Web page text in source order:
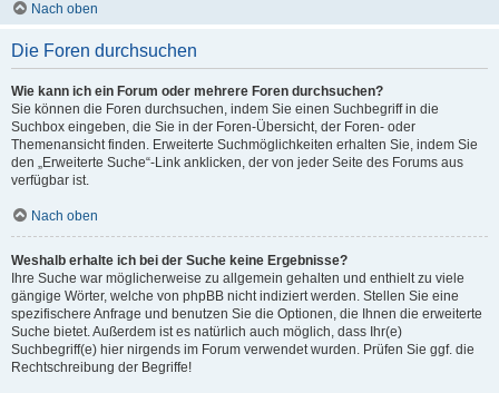
Nach oben
Die Foren durchsuchen
Wie kann ich ein Forum oder mehrere Foren durchsuchen?
Sie können die Foren durchsuchen, indem Sie einen Suchbegriff in die
Suchbox eingeben, die Sie in der Foren-Übersicht, der Foren- oder
Themenansicht finden. Erweiterte Suchmöglichkeiten erhalten Sie, indem Sie
den „Erweiterte Suche“-Link anklicken, der von jeder Seite des Forums aus
verfügbar ist.
Nach oben
Weshalb erhalte ich bei der Suche keine Ergebnisse?
Ihre Suche war möglicherweise zu allgemein gehalten und enthielt zu viele
gängige Wörter, welche von phpBB nicht indiziert werden. Stellen Sie eine
spezifischere Anfrage und benutzen Sie die Optionen, die Ihnen die erweiterte
Suche bietet. Außerdem ist es natürlich auch möglich, dass Ihr(e)
Suchbegriff(e) hier nirgends im Forum verwendet wurden. Prüfen Sie ggf. die
Rechtschreibung der Begriffe!